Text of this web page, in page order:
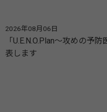
2026年08月06日
「U.E.N.O.Plan～攻めの予
表します